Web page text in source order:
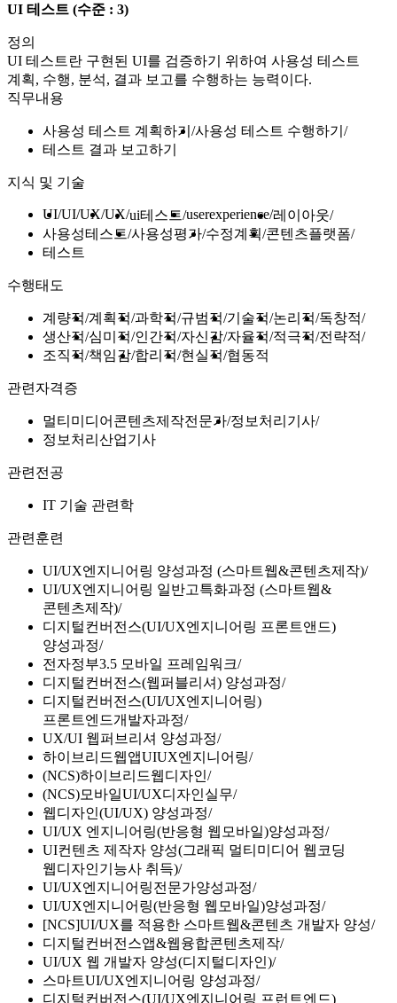
UI 테스트 (수준 : 3)
정의
UI 테스트란 구현된 UI를 검증하기 위하여 사용성 테스트
계획, 수행, 분석, 결과 보고를 수행하는 능력이다.
직무내용
사용성 테스트 계획하기
사용성 테스트 수행하기
테스트 결과 보고하기
지식 및 기술
UI UI/UX UX ui테스트 userexperience 레이아웃
사용성테스트 사용성평가 수정계획 콘텐츠플랫폼
테스트
수행태도
계량적 계획적 과학적 규범적 기술적 논리적 독창적
생산적 심미적 인간적 자신감 자율적 적극적 전략적
조직적 책임감 합리적 현실적 협동적
관련자격증
멀티미디어콘텐츠제작전문가 정보처리기사
정보처리산업기사
관련전공
IT 기술 관련학
관련훈련
UI/UX엔지니어링 양성과정 (스마트웹&콘텐츠제작)
UI/UX엔지니어링 일반고특화과정 (스마트웹&
콘텐츠제작)
디지털컨버전스(UI/UX엔지니어링 프론트앤드)
양성과정
전자정부3.5 모바일 프레임워크
디지털컨버전스(웹퍼블리셔) 양성과정
디지털컨버전스(UI/UX엔지니어링)
프론트엔드개발자과정
UX/UI 웹퍼브리셔 양성과정
하이브리드웹앱UIUX엔지니어링
(NCS)하이브리드웹디자인
(NCS)모바일UI/UX디자인실무
웹디자인(UI/UX) 양성과정
UI/UX 엔지니어링(반응형 웹모바일)양성과정
UI컨텐츠 제작자 양성(그래픽 멀티미디어 웹코딩
웹디자인기능사 취득)
UI/UX엔지니어링전문가양성과정
UI/UX엔지니어링(반응형 웹모바일)양성과정
[NCS]UI/UX를 적용한 스마트웹&콘텐츠 개발자 양성
디지털컨버전스앱&웹융합콘텐츠제작
UI/UX 웹 개발자 양성(디지털디자인)
스마트UI/UX엔지니어링 양성과정
디지털컨버전스(UI/UX엔지니어링 프런트엔드)